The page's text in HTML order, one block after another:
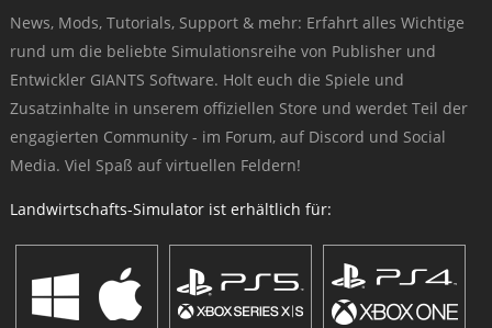
News, Mods, Tutorials, Support & mehr: Erfahrt alles Wichtige
rund um die beliebte Simulationsreihe von Publisher und
Entwickler GIANTS Software. Holt euch die Spiele und
Zusatzinhalte in unserem offiziellen Store und werdet Teil der
engagierten Community - im Forum, auf Discord und Social
Media. Viel Spaß auf virtuellen Feldern!
Landwirtschafts-Simulator ist erhältlich für: